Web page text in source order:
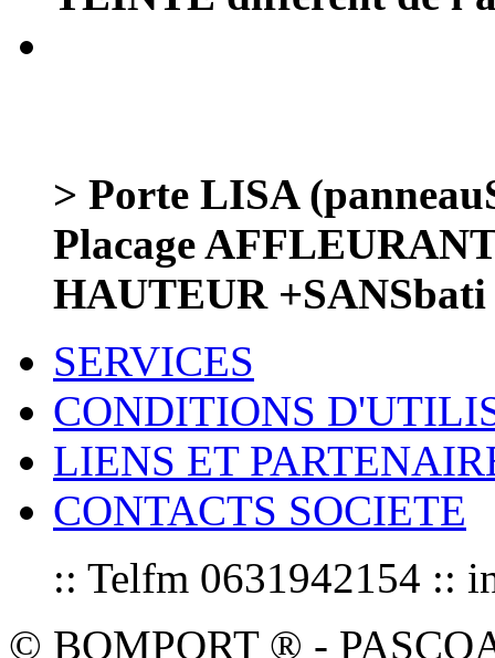
> Porte LISA
Placage
HAUTEUR +SANSbati
SERVICES
CONDITIONS
LIENS ET
CONTACTS SOCIETE
:: Telfm 0631942154 ::
© BOMPORT ® -